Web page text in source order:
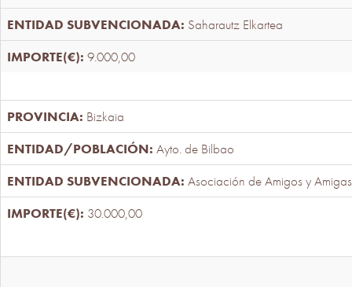
Saharautz Elkartea
9.000,00
Bizkaia
Ayto. de Bilbao
Asociación de Amigos y
30.000,00